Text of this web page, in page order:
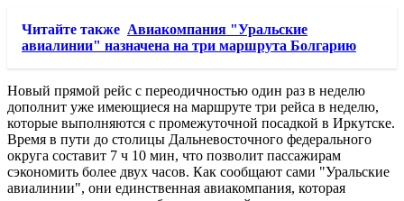
Читайте также Авиакомпания "Уральские
авиалинии" назначена на три маршрута Болгарию
Новый прямой рейс с переодичностью один раз в неделю
дополнит уже имеющиеся на маршруте три рейса в неделю,
которые выполняются с промежуточной посадкой в Иркутске.
Время в пути до столицы Дальневосточного федерального
округа составит 7 ч 10 мин, что позволит пассажирам
сэкономить более двух часов. Как сообщают сами "Уральские
авиалинии", они единственная авиакомпания, которая